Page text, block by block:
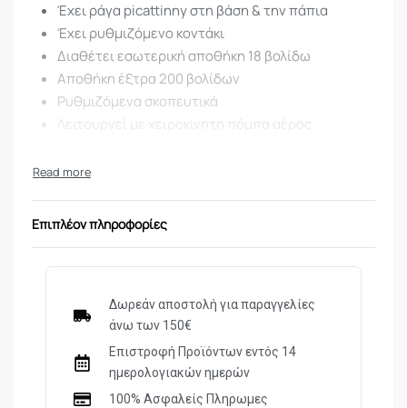
Έχει ράγα picattinny στη βάση & την πάπια
Έχει ρυθμιζόμενο κοντάκι
Διαθέτει εσωτερική αποθήκη 18 βολίδω
Αποθήκη έξτρα 200 βολίδων
Ρυθμιζόμενα σκοπευτικά
Λειτουργεί με χειροκίνητη πόμπα αέρος
ΜΟΝΤΕΛΟ/
Μ4-177
ΜΕ ΧΕΙΡΟΚΙΝΗΤΗ ΠΟΜΠΑ
ΑΕΡΟΣ
ΚΟNΤΑΚΙ
Επιπλέον πληροφορίες
Δωρεάν αποστολή για παραγγελίες
άνω των 150€
Επιστροφή Προϊόντων εντός 14
ημερολογιακών ημερών
100% Ασφαλείς Πληρωμες